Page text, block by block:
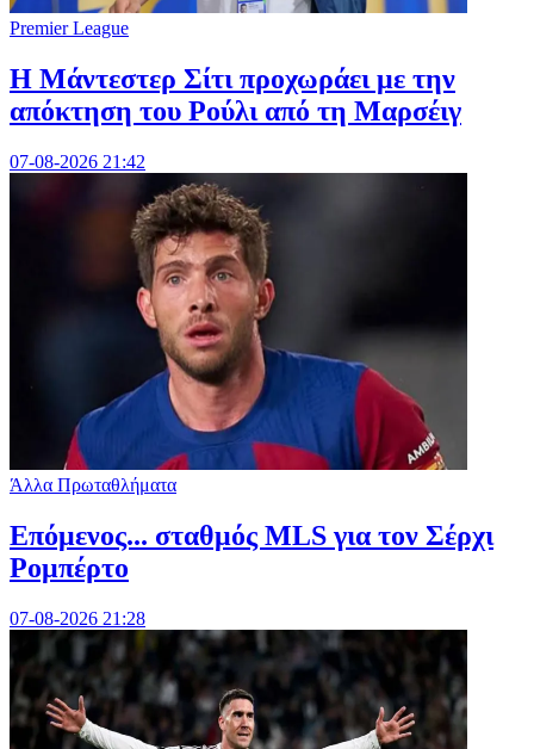
Premier League
Η Μάντεστερ Σίτι προχωράει με την
απόκτηση του Ρούλι από τη Μαρσέιγ
07-08-2026 21:42
Άλλα Πρωταθλήματα
Επόμενος... σταθμός MLS για τον Σέρχι
Ρομπέρτο
07-08-2026 21:28